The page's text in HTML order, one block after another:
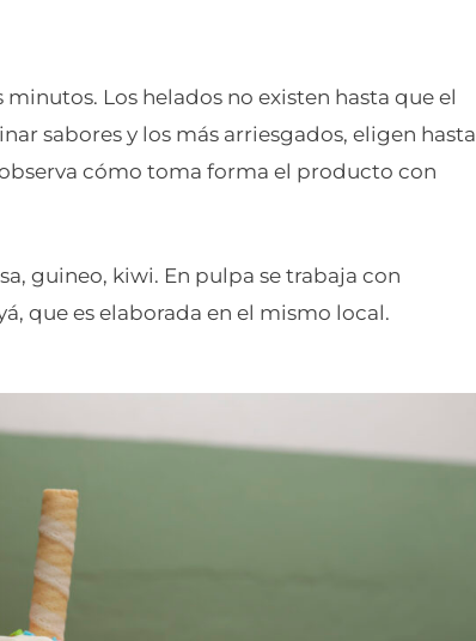
Los helados no existen hasta que el
sabores y los más arriesgados, eligen hasta
cómo toma forma el producto con
guineo, kiwi. En pulpa se trabaja con
que es elaborada en el mismo local.